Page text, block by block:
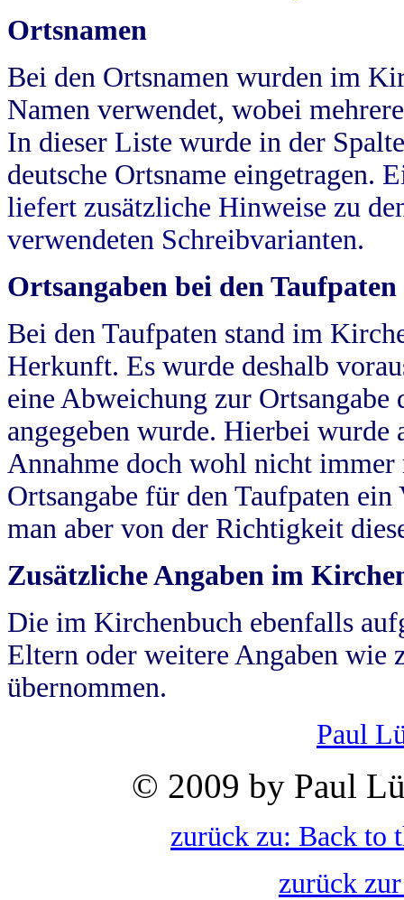
Ortsnamen
Bei den Ortsnamen wurden im
Namen verwendet, wobei
In dieser Liste wurde in der
deutsche Ortsname eingetragen.
liefert zusätzliche Hinweise zu
verwendeten Schreibvarianten.
Ortsangaben bei den Taufpaten
Bei den Taufpaten stand im
Herkunft. Es wurde deshalb
eine Abweichung zur
angegeben wurde. Hierbei wurde
Annahme doch wohl nicht
Ortsangabe für den Taufpaten
man aber von der Richtigkeit
Zusätzliche Angaben im
Die im Kirchenbuch ebenfalls
Eltern oder weitere Angaben wie
übernommen.
Paul
© 2009 by Paul
zurück zu: Back to
zurück